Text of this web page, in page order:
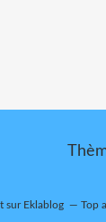
sur Eklablog Top